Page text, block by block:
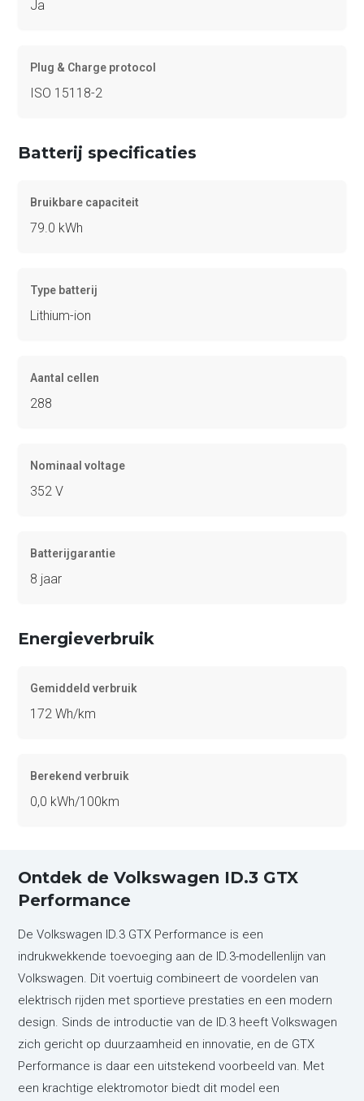
Ja
Plug & Charge protocol
ISO 15118-2
Batterij specificaties
Bruikbare capaciteit
79.0 kWh
Type batterij
Lithium-ion
Aantal cellen
288
Nominaal voltage
352 V
Batterijgarantie
8 jaar
Energieverbruik
Gemiddeld verbruik
172 Wh/km
Berekend verbruik
0,0 kWh/100km
Ontdek de Volkswagen ID.3 GTX
Performance
De Volkswagen ID.3 GTX Performance is een
indrukwekkende toevoeging aan de ID.3-modellenlijn van
Volkswagen. Dit voertuig combineert de voordelen van
elektrisch rijden met sportieve prestaties en een modern
design. Sinds de introductie van de ID.3 heeft Volkswagen
zich gericht op duurzaamheid en innovatie, en de GTX
Performance is daar een uitstekend voorbeeld van. Met
een krachtige elektromotor biedt dit model een